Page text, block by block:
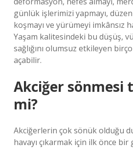
günlük işlerimizi yapmayı,
koşmayı ve yürümeyi imkânsız
Yaşam kalitesindeki bu düşüş,
sağlığını olumsuz etkileyen
açabilir.
Akciğer sönmesi
mi?
Akciğerlerin çok sönük olduğu
havayı çıkarmak için ilk önce